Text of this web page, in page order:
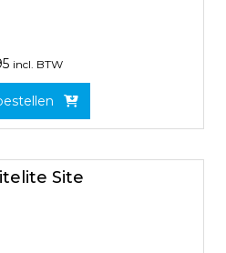
incl. BTW
Site